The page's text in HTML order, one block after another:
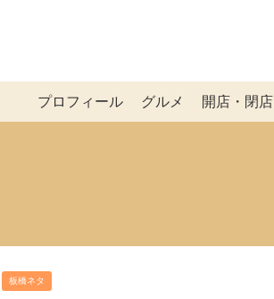
プロフィール グルメ 開店・閉店
板橋ネタ